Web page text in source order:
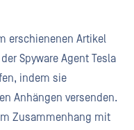
erschienenen Artikel
Spyware Agent Tesla
indem sie
Anhängen versenden.
Zusammenhang mit